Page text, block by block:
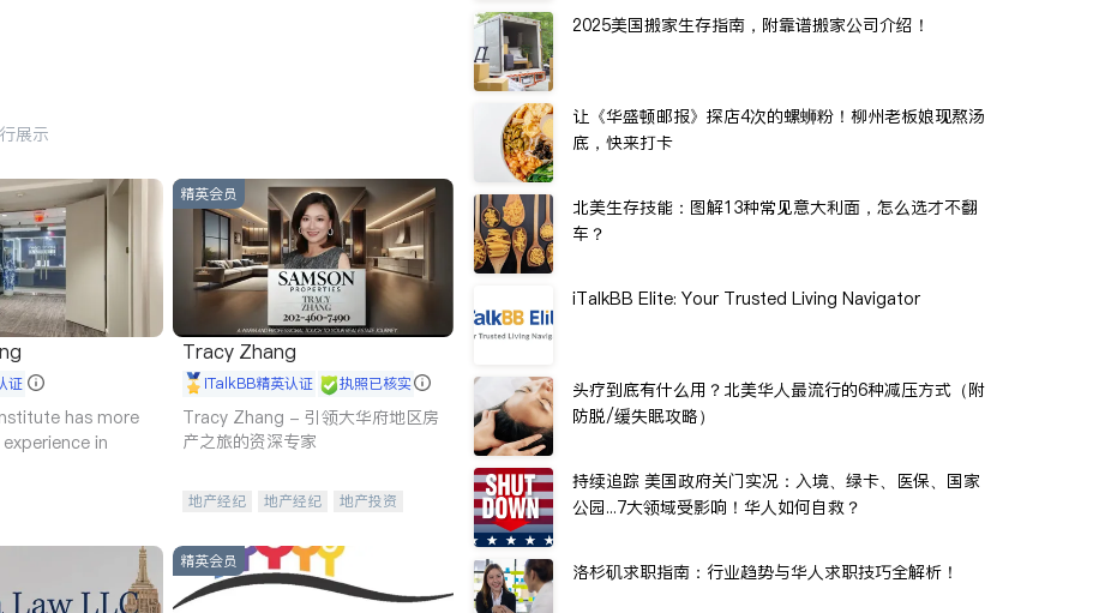
展示
证
has more
in
精英会员
Tracy Zhang
iTalkBB精英认证 执照已核实
Tracy Zhang - 引领大华府地区房
产之旅的资深专家
地产经纪 地产经纪
地产投资
精英会员
2025美国搬家生存指南，附靠谱搬家公司介绍！
让《华盛顿邮报》探店4次的螺蛳粉！柳州老板娘现熬汤
底，快来打卡
北美生存技能：图解13种常见意大利面，怎么选才不翻
车？
iTalkBB Elite: Your Trusted Living Navigator
头疗到底有什么用？北美华人最流行的6种减压方式（附
防脱/缓失眠攻略）
持续追踪 美国政府关门实况：入境、绿卡、医保、国家
公园...7大领域受影响！华人如何自救？
洛杉矶求职指南：行业趋势与华人求职技巧全解析！